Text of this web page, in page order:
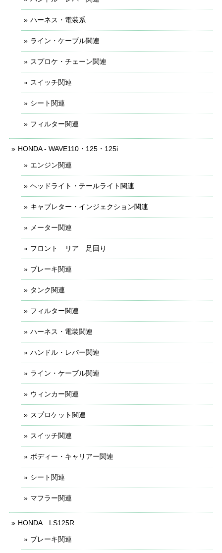
ハーネス・電装系
ライン・ケーブル関連
スプロケ・チェーン関連
スイッチ関連
シート関連
フィルター関連
HONDA - WAVE110・125・125i
エンジン関連
ヘッドライト・テールライト関連
キャブレター・インジェクション関連
メーター関連
フロント リア 足回り
ブレーキ関連
タンク関連
フィルター関連
ハーネス・電装関連
ハンドル・レバー関連
ライン・ケーブル関連
ウィンカー関連
スプロケット関連
スイッチ関連
ボディー・キャリアー関連
シート関連
マフラー関連
HONDA LS125R
ブレーキ関連